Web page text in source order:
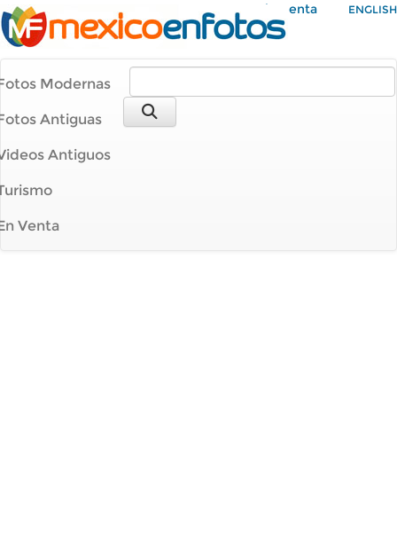
Mi Cuenta ENGLISH
Modernas
Antiguas
Antiguos
Venta